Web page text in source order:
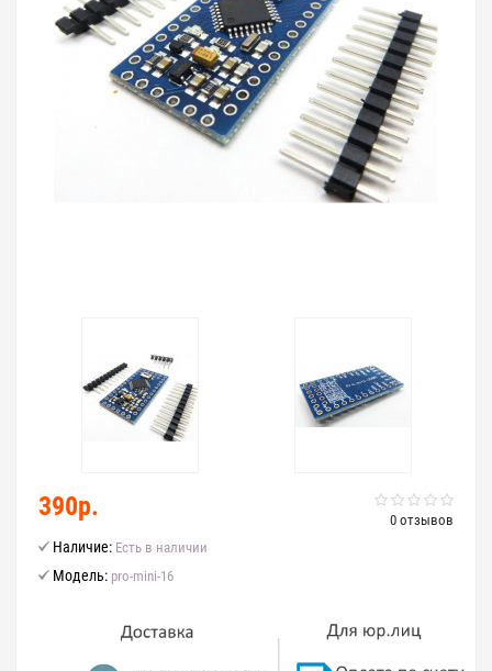
0 отзывов
390р.
Наличие: Есть в наличии
Модель: pro-mini-16